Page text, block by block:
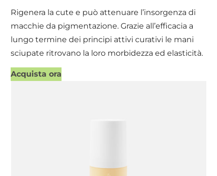
Rigenera la cute e può attenuare l’insorgenza di
macchie da pigmentazione. Grazie all’efficacia a
lungo termine dei principi attivi curativi le mani
sciupate ritrovano la loro morbidezza ed elasticità.
Acquista ora